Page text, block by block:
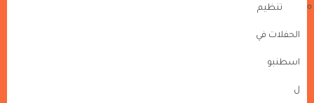
تنظيم
الحفلات في
اسطنبو
ل